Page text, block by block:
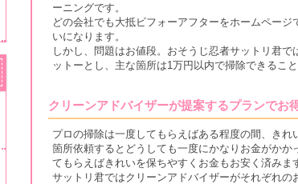
金額的には他社よりも少し安く済
すよね。
ーニングです。
どの会社でも大抵ビフォーアフターをホームペー
いになります。
しかし、問題はお値段。おそうじ忍者サットリ君
ットーとし、主な箇所は1万円以内で掃除できること
クリーンアドバイザーが提案するプランでお
プロの掃除は一度してもらえばある程度の間、き
箇所依頼するとどうしても一度にかなりお金がか
てもらえばきれいを保ちやすくお金もお安く済みま
サットリ君ではクリーンアドバイザーがそれぞれ